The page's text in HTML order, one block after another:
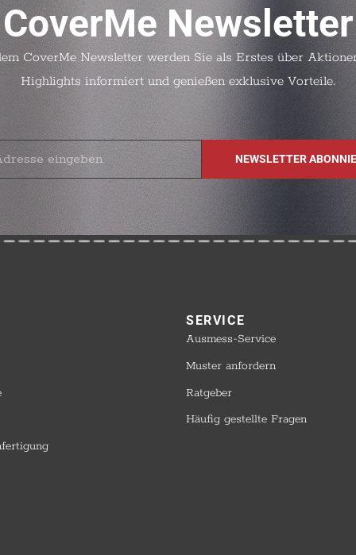
CoverMe Newsletter
CoverMe Newsletter werden Sie als Erstes über
Highlights informiert und genießen exklusive Vorteile.
SERVICE​
Ausmess-Service
Muster anfordern
Ratgeber
Häufig gestellte Fragen